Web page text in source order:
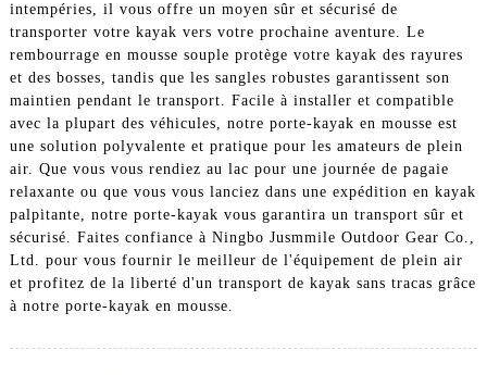
intempéries, il vous offre un moyen sûr et sécurisé de
transporter votre kayak vers votre prochaine aventure. Le
rembourrage en mousse souple protège votre kayak des rayures
et des bosses, tandis que les sangles robustes garantissent son
maintien pendant le transport. Facile à installer et compatible
avec la plupart des véhicules, notre porte-kayak en mousse est
une solution polyvalente et pratique pour les amateurs de plein
air. Que vous vous rendiez au lac pour une journée de pagaie
relaxante ou que vous vous lanciez dans une expédition en kayak
palpitante, notre porte-kayak vous garantira un transport sûr et
sécurisé. Faites confiance à Ningbo Jusmmile Outdoor Gear Co.,
Ltd. pour vous fournir le meilleur de l'équipement de plein air
et profitez de la liberté d'un transport de kayak sans tracas grâce
à notre porte-kayak en mousse.